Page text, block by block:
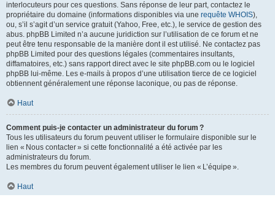
interlocuteurs pour ces questions. Sans réponse de leur part, contactez le
propriétaire du domaine (informations disponibles via une requête WHOIS),
ou, s’il s’agit d’un service gratuit (Yahoo, Free, etc.), le service de gestion des
abus. phpBB Limited n’a aucune juridiction sur l’utilisation de ce forum et ne
peut être tenu responsable de la manière dont il est utilisé. Ne contactez pas
phpBB Limited pour des questions légales (commentaires insultants,
diffamatoires, etc.) sans rapport direct avec le site phpBB.com ou le logiciel
phpBB lui-même. Les e-mails à propos d’une utilisation tierce de ce logiciel
obtiennent généralement une réponse laconique, ou pas de réponse.
Haut
Comment puis-je contacter un administrateur du forum ?
Tous les utilisateurs du forum peuvent utiliser le formulaire disponible sur le
lien « Nous contacter » si cette fonctionnalité a été activée par les
administrateurs du forum.
Les membres du forum peuvent également utiliser le lien « L’équipe ».
Haut